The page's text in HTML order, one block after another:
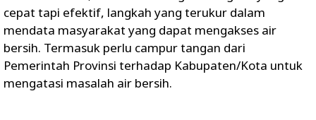
cepat tapi efektif, langkah yang terukur dalam
mendata masyarakat yang dapat mengakses air
bersih. Termasuk perlu campur tangan dari
Pemerintah Provinsi terhadap Kabupaten/Kota untuk
mengatasi masalah air bersih.